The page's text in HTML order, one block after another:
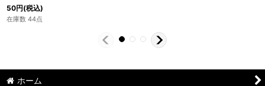
50円(税込)
在庫数 44点
ホーム